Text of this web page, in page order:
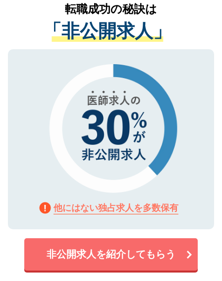
は、個人情報の取り扱いについての厳密な
管理基準を満たした事業者のみに付与され
る、プライバシーマークを取得済みです。
で、機密保持に関してもご安心ください。
かがいして、現在の医療機関の状況や紹介
経験をまじえながら、適切なアドバイスを
させていただきます。すぐにご転職をされ
ない方には、長期的なサポートが可能です
ので、まずはご登録ください。
転職成功の秘訣は
「非公開求人」
他にはない独占求人を多数保有
非公開求人を紹介してもらう